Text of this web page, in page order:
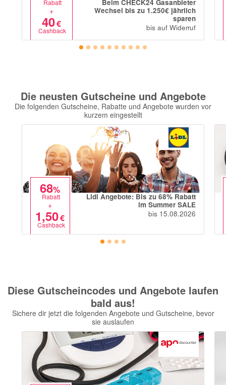
Rabatt
+
40€
Cashback
Beim CHECK24 Gasanbieter
Wechsel bis zu 1.250€ jährlich
sparen
bis auf Widerruf
Die neusten Gutscheine und Angebote
Die folgenden Gutscheine, Rabatte und Angebote wurden vor
kurzem eingestellt
68%
Rabatt
+
1,50€
Cashback
Lidl Angebote: Bis zu 68% Rabatt
im Summer SALE
bis 15.08.2026
Diese Gutscheincodes und Angebote laufen
bald aus!
Sichere dir jetzt die folgenden Angebote und Gutscheine, bevor
sie auslaufen